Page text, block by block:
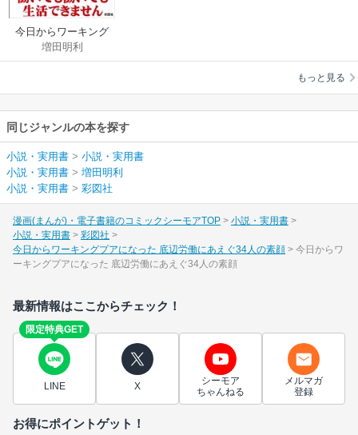
今日からワーキング
プアになった 底辺労
働にあえぐ34人の素
増田明利
もっと見る
同じジャンルの本を探す
小説・実用書 > 小説・実用書
小説・実用書 > 増田明利
小説・実用書 > 彩図社
漫画(まんが)・電子書籍のコミックシーモアTOP
小説・実用書
小説・実用書
彩図社
今日からワーキングプアになった 底辺労働にあえぐ34人の素顔
今日からワ
ーキングプアになった 底辺労働にあえぐ34人の素顔
最新情報はここからチェック！
限定特典GET
LINE X
シーモア
ちゃんねる
メルマガ
登録
お得にポイントゲット！